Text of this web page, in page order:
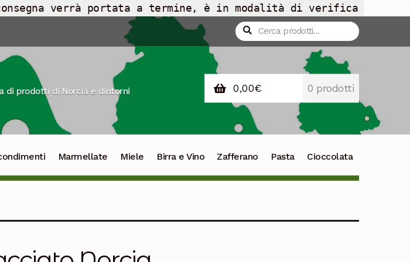
verrà portata a termine, è in modalità di verifica
Cerca:
Cerca
di prodotti di Norcia e dintorni 0,00€ 0 prodotti
Marmellate Miele Birra e Vino Zafferano Pasta Cioccolata